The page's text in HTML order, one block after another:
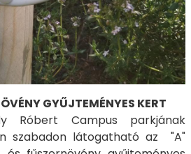
GYŰJTEMÉNYES KERT
Róbert Campus parkjának
szabadon látogatható az "A"